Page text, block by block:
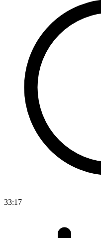
33:17